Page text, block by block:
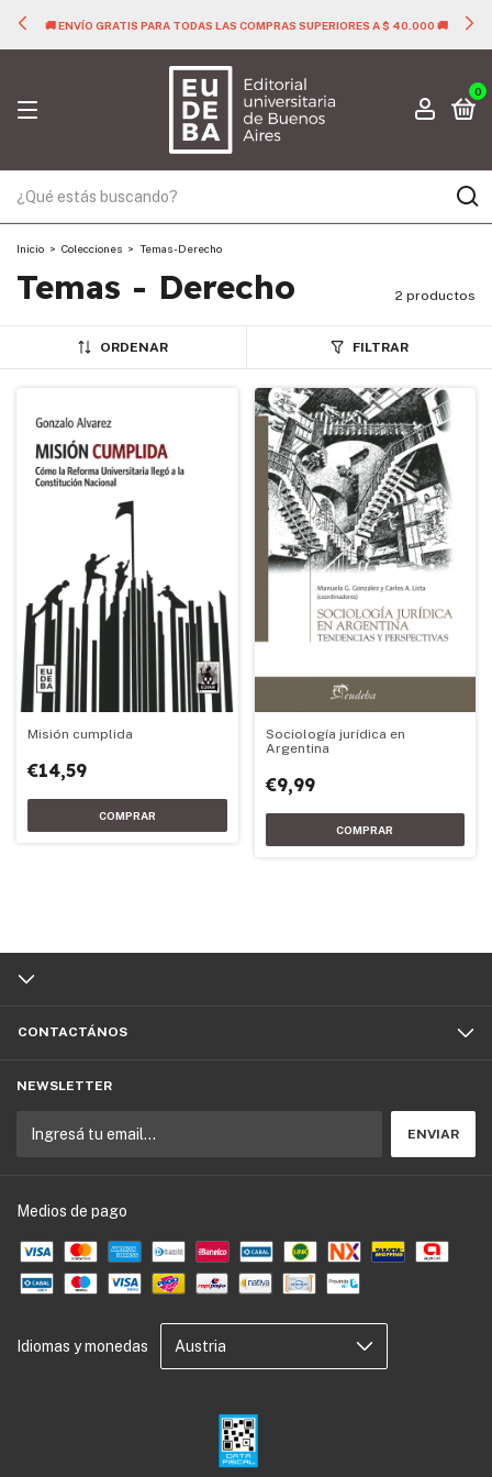
🚚 ENVÍO GRATIS PARA TODAS LAS COMPRAS SUPERIORES A $ 40.000 🚚
0
Inicio > Colecciones > Temas - Derecho
Temas - Derecho 2 productos
ORDENAR FILTRAR
Misión cumplida
€14,59
Sociología jurídica en
Argentina
€9,99
CONTACTÁNOS
NEWSLETTER
Medios de pago
Idiomas y monedas